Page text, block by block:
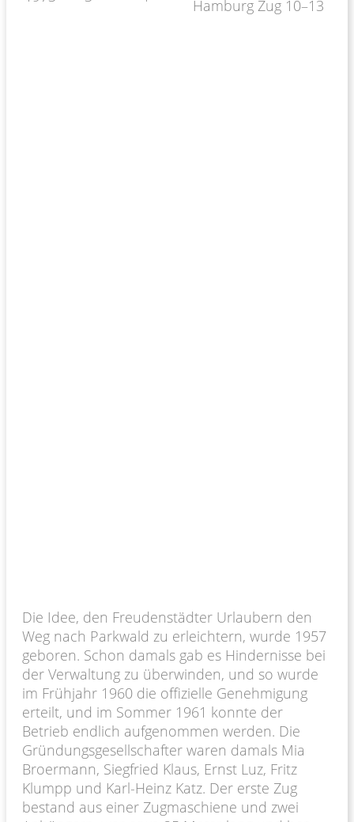
Hamburg Zug 10–13
Die Idee, den Freudenstädter Urlaubern den
Weg nach Parkwald zu erleichtern, wurde 1957
geboren. Schon damals gab es Hindernisse bei
der Verwaltung zu überwinden, und so wurde
im Frühjahr 1960 die offizielle Genehmigung
erteilt, und im Sommer 1961 konnte der
Betrieb endlich aufgenommen werden. Die
Gründungsgesellschafter waren damals Mia
Broermann, Siegfried Klaus, Ernst Luz, Fritz
Klumpp und Karl-Heinz Katz. Der erste Zug
bestand aus einer Zugmaschiene und zwei